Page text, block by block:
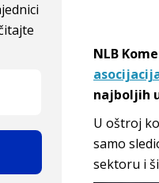
NLB
najboljih
U oštroj
samo
sektoru i